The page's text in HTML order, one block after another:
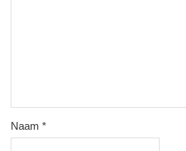
Naam *